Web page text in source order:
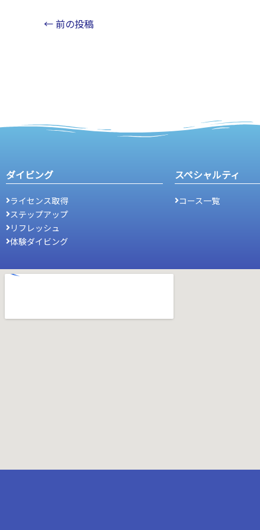
←前の投稿
ダイビング
ライセンス取得
ステップアップ
リフレッシュ
体験ダイビング
スペシャルティ
コース一覧